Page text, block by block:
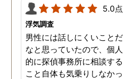
5.0点
浮気調査
男性には話しにくいことだ
なと思っていたので、個人
的に探偵事務所に相談する
こと自体も気乗りしなかっ